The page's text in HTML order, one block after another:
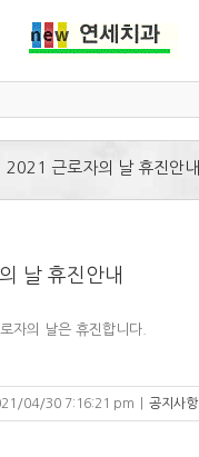
2021 근로자의 날 휴진안내
날 휴진안내
의 날은 휴진합니다.
04/30 7:16:21 pm 공지사항